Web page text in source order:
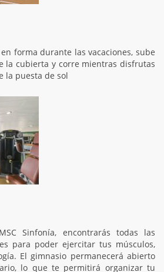
forma durante las vacaciones, sube
la cubierta y corre mientras disfrutas
la puesta de sol
Sinfonía, encontrarás todas las
para poder ejercitar tus músculos,
El gimnasio permanecerá abierto
lo que te permitirá organizar tu